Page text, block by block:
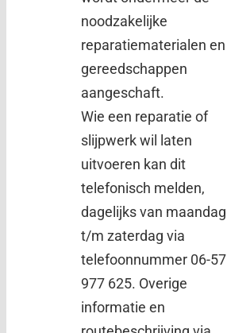
noodzakelijke
reparatiematerialen en
gereedschappen
aangeschaft.
Wie een reparatie of
slijpwerk wil laten
uitvoeren kan dit
telefonisch melden,
dagelijks van maandag
t/m zaterdag via
telefoonnummer 06-57
977 625. Overige
informatie en